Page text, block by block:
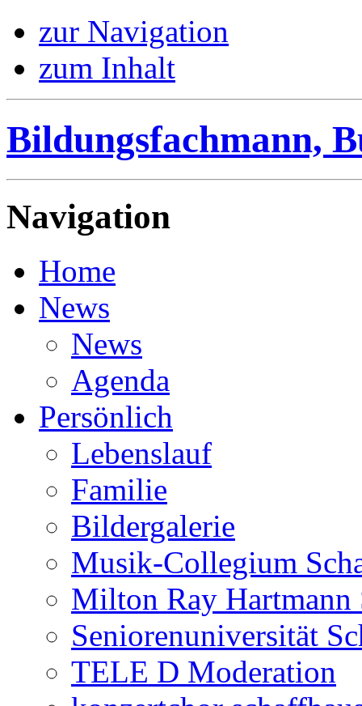
zur Navigation
zum Inhalt
Bildungsfachmann,
Navigation
Home
News
News
Agenda
Persönlich
Lebenslauf
Familie
Bildergalerie
Musik-Collegium
Milton Ray
Seniorenuniversität
TELE D Moderation